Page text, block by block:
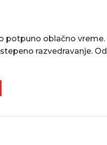
potpuno oblačno
razvedravanje.